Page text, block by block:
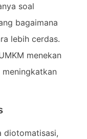
soal
bagaimana
lebih cerdas.
menekan
diotomatisasi,